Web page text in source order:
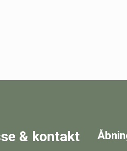
& kontakt